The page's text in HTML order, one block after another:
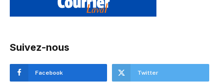
Suivez-nous
Facebook Twitter